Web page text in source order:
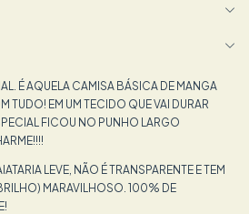
É AQUELA CAMISA BÁSICA DE MANGA
TUDO! EM UM TECIDO QUE VAI DURAR
FICOU NO PUNHO LARGO
LEVE, NÃO É TRANSPARENTE E TEM
MARAVILHOSO. 100% DE